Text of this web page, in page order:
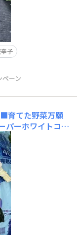
子
ーン
■育てた野菜万願
パーホワイトコー
ポプラーノPOB
で育てるので、